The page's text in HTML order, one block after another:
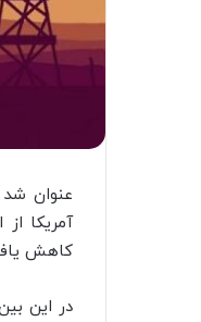
عنوان
کاهش
در این